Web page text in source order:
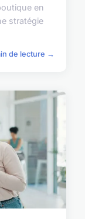
en
stratégie
de lecture →